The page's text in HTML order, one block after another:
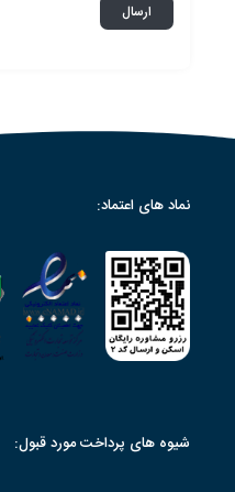
نماد های اعتماد:
شیوه های پرداخت مورد قبول: